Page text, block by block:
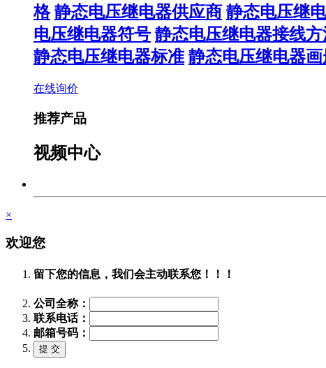
格 静态电压继电器供应商 静态电压继
电压继电器符号 静态电压继电器接线方
静态电压继电器标准 静态电压继电器画
在线询价
推荐产品
视频中心
×
欢迎您
留下您的信息，我们会主动联系您！！！
公司全称：
联系电话：
邮箱号码：